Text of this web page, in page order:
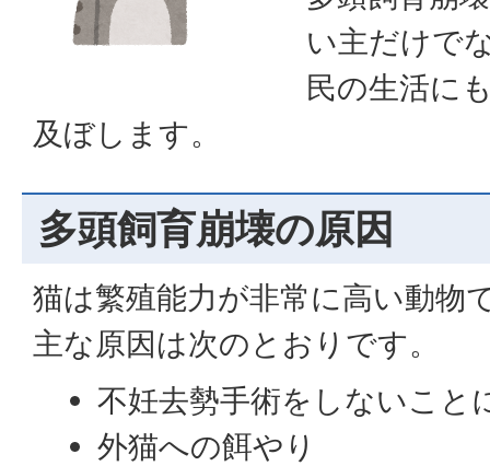
い主だけで
民の生活に
及ぼします。
多頭飼育崩壊の原因
猫は繁殖能力が非常に高い動物
主な原因は次のとおりです。
不妊去勢手術をしないこと
外猫への餌やり